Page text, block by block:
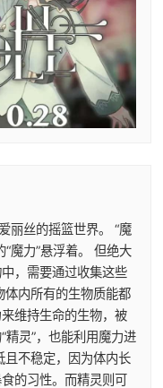
丽丝的摇篮世界。 “魔
魔力”悬浮着。 但绝大
，需要通过收集这些
内所有的生物质能都
维持生命的生物，被
精灵”，也能利用魔力进
不稳定，因为体内长
的习性。而精灵则可